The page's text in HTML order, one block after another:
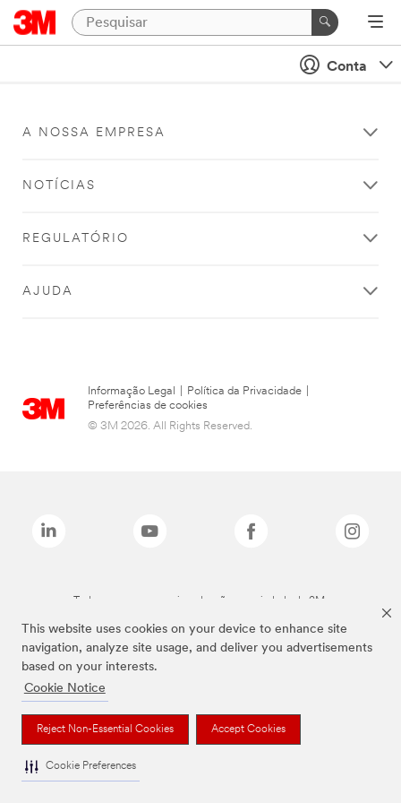
This website uses cookies on your device to enhance site
navigation, analyze site usage, and deliver you advertisements
based on your interests.
Cookie Notice
Reject Non-Essential Cookies Accept Cookies
Cookie Preferences
Conta
A NOSSA EMPRESA
NOTÍCIAS
REGULATÓRIO
AJUDA
Informação Legal Política da Privacidade
Preferências de cookies
© 3M 2026. All Rights Reserved.
Todas as marcas mencionadas são propriedade da 3M.